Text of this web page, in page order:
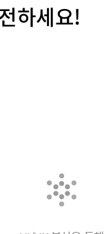
하세요!